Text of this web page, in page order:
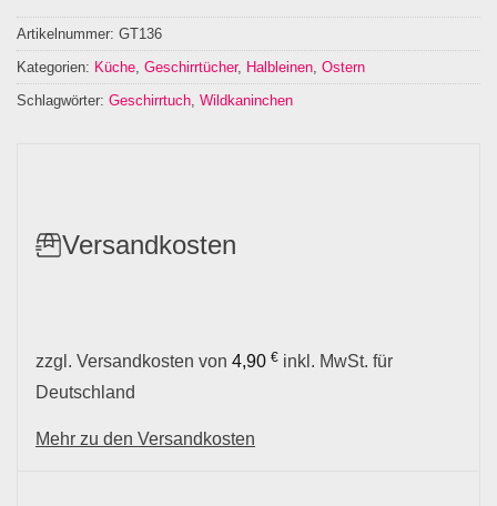
Artikelnummer: GT136
Kategorien: Küche, Geschirrtücher, Halbleinen, Ostern
Schlagwörter: Geschirrtuch, Wildkaninchen
Versandkosten
zzgl. Versandkosten von 4,90 € inkl. MwSt. für
Deutschland
Mehr zu den Versandkosten